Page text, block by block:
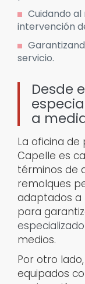
Cuidando
intervención
servicio.
Desde
a
La oficina
Capelle es
términos de
remolques
adaptados a
para
especializado
medios.
Por otro
equipados